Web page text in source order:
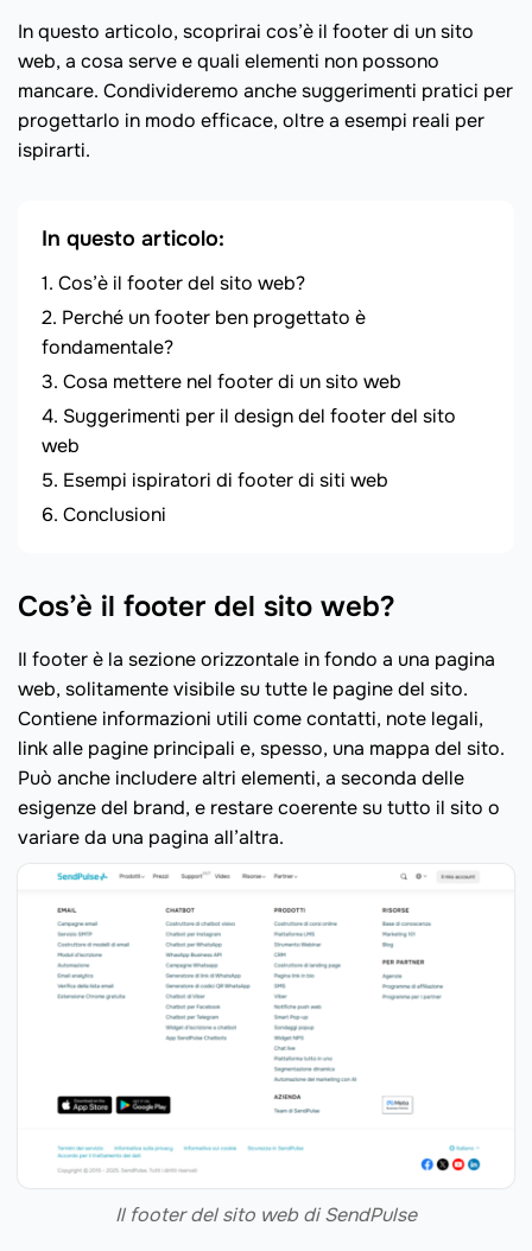
In questo articolo, scoprirai cos’è il footer di un sito
web, a cosa serve e quali elementi non possono
mancare. Condivideremo anche suggerimenti pratici per
progettarlo in modo efficace, oltre a esempi reali per
ispirarti.
In questo articolo:
Cos’è il footer del sito web?
Perché un footer ben progettato è
fondamentale?
Cosa mettere nel footer di un sito web
Suggerimenti per il design del footer del sito
web
Esempi ispiratori di footer di siti web
Conclusioni
Cos’è il footer del sito web?
Il footer è la sezione orizzontale in fondo a una pagina
web, solitamente visibile su tutte le pagine del sito.
Contiene informazioni utili come contatti, note legali,
link alle pagine principali e, spesso, una mappa del sito.
Può anche includere altri elementi, a seconda delle
esigenze del brand, e restare coerente su tutto il sito o
variare da una pagina all’altra.
Il footer del sito web di SendPulse